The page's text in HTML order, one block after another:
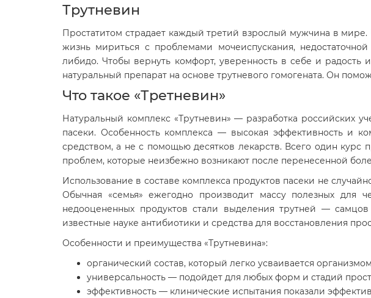
Трутневин
Простатитом страдает каждый третий взрослый мужчина в
жизнь мириться с проблемами мочеиспускания,
либидо. Чтобы вернуть комфорт, уверенность в себе и
натуральный препарат на основе трутневого гомогената. Он
Что такое «Третневин»
Натуральный комплекс «Трутневин» — разработка российских
пасеки. Особенность комплекса — высокая эффективность и
средством, а не с помощью десятков лекарств. Всего один курс
проблем, которые неизбежно возникают после перенесенной
Использование в составе комплекса продуктов пасеки не
Обычная «семья» ежегодно производит массу полезных
недооцененных продуктов стали выделения трутней —
известные науке антибиотики и средства для восстановления
Особенности и преимущества «Трутневина»:
органический состав, который легко усваивается
универсальность — подойдет для любых форм и стадий
эффективность — клинические испытания показали